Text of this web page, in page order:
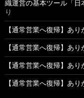
織運営の基本ツール「日
り
【通常営業へ復帰】あ
【通常営業へ復帰】あ
【通常営業へ復帰】あ
【通常営業へ復帰】あ